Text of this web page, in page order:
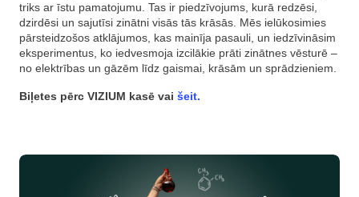
triks ar īstu pamatojumu. Tas ir piedzīvojums, kurā redzēsi,
dzirdēsi un sajutīsi zinātni visās tās krāsās. Mēs ielūkosimies
pārsteidzošos atklājumos, kas mainīja pasauli, un iedzīvināsim
eksperimentus, ko iedvesmoja izcilākie prāti zinātnes vēsturē –
no elektrības un gāzēm līdz gaismai, krāsām un sprādzieniem.
Biļetes pērc VIZIUM kasē vai šeit.